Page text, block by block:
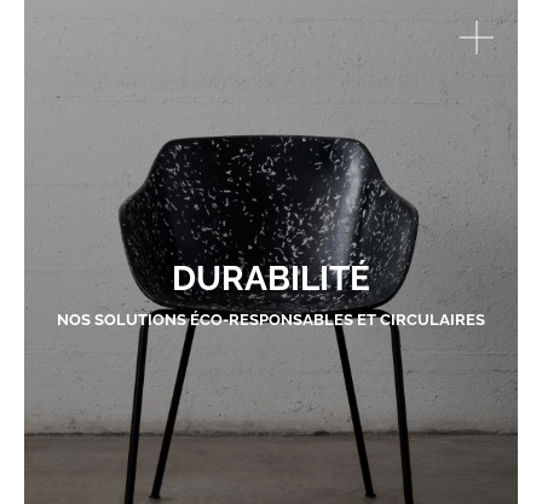
DURABILITÉ
NOS SOLUTIONS ÉCO-RESPONSABLES ET CIRCULAIRES